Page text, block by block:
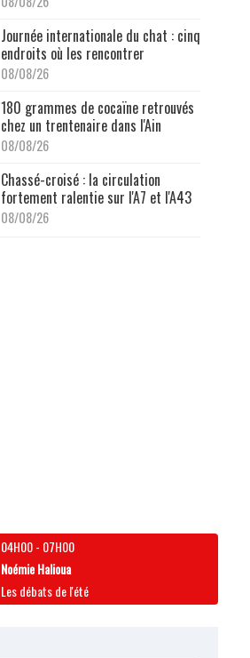
Journée internationale du chat : cinq
endroits où les rencontrer
08/08/26
180 grammes de cocaïne retrouvés
chez un trentenaire dans l'Ain
08/08/26
Chassé-croisé : la circulation
fortement ralentie sur l'A7 et l'A43
08/08/26
04H00- 07H00
Noémie Halioua
Les débats de l'été